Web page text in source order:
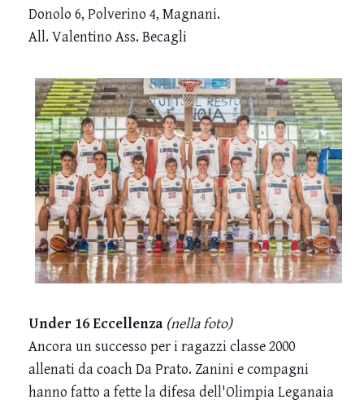
Donolo 6, Polverino 4, Magnani.
All. Valentino Ass. Becagli
Under 16 Eccellenza (nella foto)
Ancora un successo per i ragazzi classe 2000
allenati da coach Da Prato. Zanini e compagni
hanno fatto a fette la difesa dell'Olimpia Leganaia